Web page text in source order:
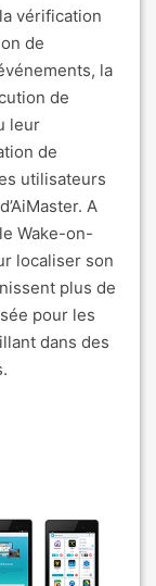
vérification
de
la
de
leur
de
utilisateurs
A
Wake-on-
localiser son
plus de
pour les
dans des